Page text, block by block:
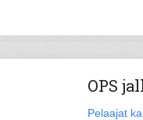
OPS
Pelaajat